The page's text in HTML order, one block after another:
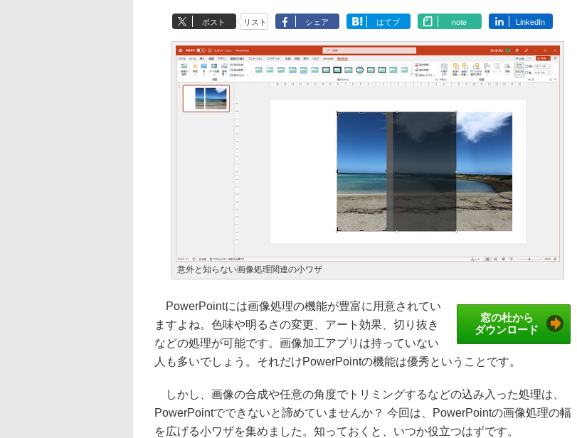
ポスト リスト シェア はてブ note LinkedIn
意外と知らない画像処理関連の小ワザ
窓の杜から
ダウンロード
PowerPointには画像処理の機能が豊富に用意されてい
ますよね。色味や明るさの変更、アート効果、切り抜き
などの処理が可能です。画像加工アプリは持っていない
人も多いでしょう。それだけPowerPointの機能は優秀ということです。
しかし、画像の合成や任意の角度でトリミングするなどの込み入った処理は、
PowerPointでできないと諦めていませんか？ 今回は、PowerPointの画像処理の幅
を広げる小ワザを集めました。知っておくと、いつか役立つはずです。